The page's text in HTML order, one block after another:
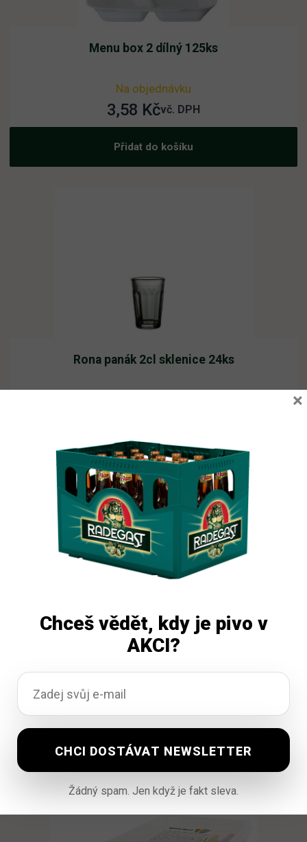
Menu box 2 dílný 125ks
Na objednávku
3,58 Kčvč. DPH
Přidat do košíku
Rona panák 2cl sklenice 24ks
Čtěte více
Cibulky stříbřité Efko 370ml
38,03Kčvč. DPH
Čtěte více
Chceš vědět, kdy je pivo v
AKCI?
Žádný spam. Jen když je fakt sleva.
×